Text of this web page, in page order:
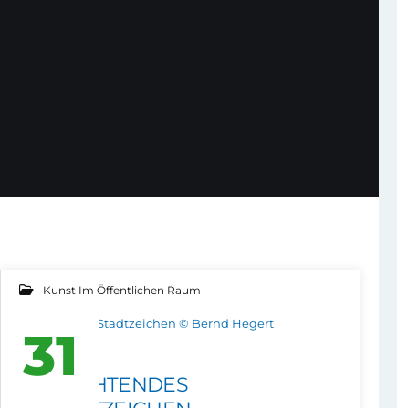
Kunst Im Öffentlichen Raum
31
LEUCHTENDES